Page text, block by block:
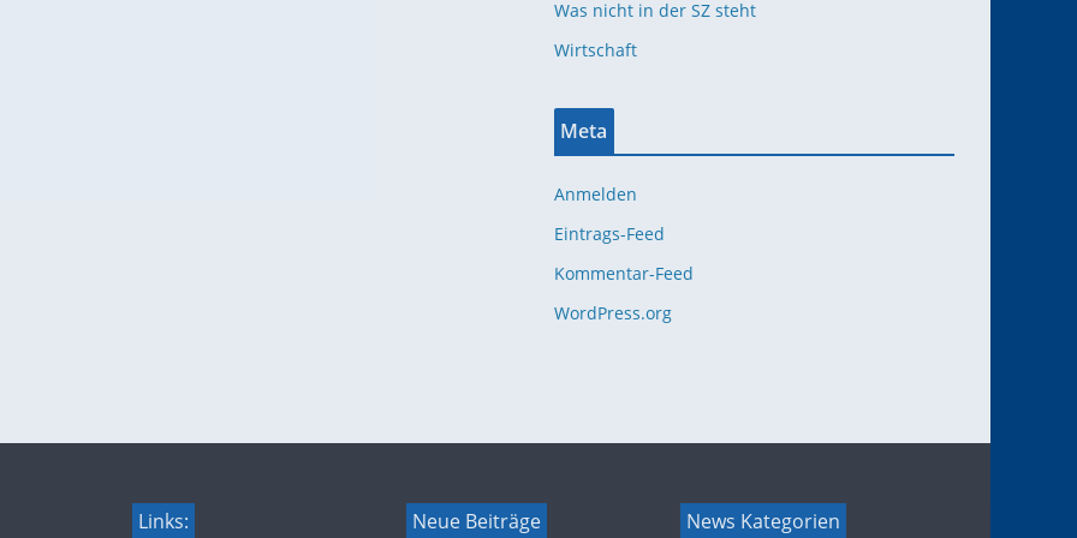
Was nicht in der SZ steht
Wirtschaft
Meta
Anmelden
Eintrags-Feed
Kommentar-Feed
WordPress.org
Links: Neue Beiträge News Kategorien